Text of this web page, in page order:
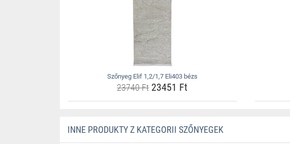
Szőnyeg Elif 1,2/1,7 Eli403 bézs
23740 Ft23451 Ft
INNE PRODUKTY Z KATEGORII SZŐNYEGEK